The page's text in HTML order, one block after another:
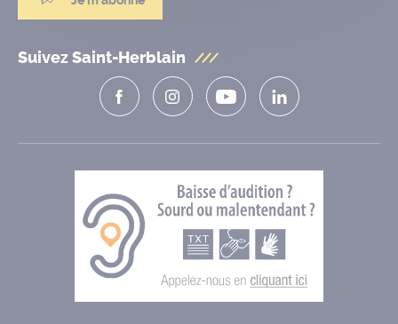
Suivez Saint-Herblain